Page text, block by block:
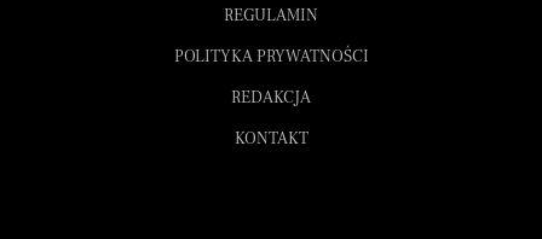
REGULAMIN
POLITYKA PRYWATNOŚCI
REDAKCJA
KONTAKT